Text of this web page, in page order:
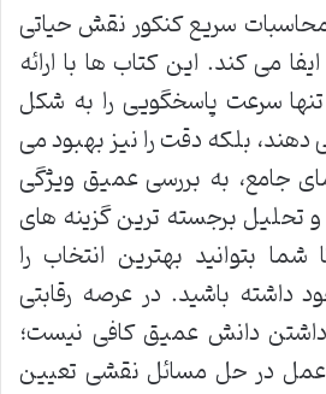
سریع کنکور نقش حیاتی
می کند. این کتاب ها با ارائه
سرعت پاسخگویی را به شکل
بلکه دقت را نیز بهبود می
جامع، به بررسی عمیق ویژگی
تحلیل برجسته ترین گزینه های
بتوانید بهترین انتخاب را
داشته باشید. در عرصه رقابتی
داشتن دانش عمیق کافی نیست؛
عمل در حل مسائل نقشی تعیین